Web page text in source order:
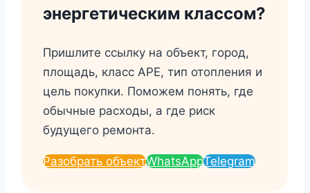
энергетическим классом?
Пришлите ссылку на объект, город,
площадь, класс APE, тип отопления и
цель покупки. Поможем понять, где
обычные расходы, а где риск
будущего ремонта.
Разобрать объектWhatsAppTelegram